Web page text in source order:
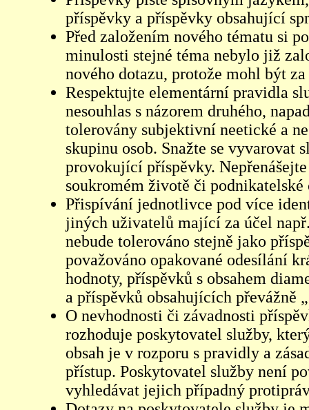
příspěvky a příspěvky obsahující
Před založením nového tématu si
minulosti stejné téma nebylo již
nového dotazu, protože mohl být
Respektujte elementární pravidla
nesouhlas s názorem druhého,
tolerovány subjektivní neetické a
skupinu osob. Snažte se vyvarovat
provokující příspěvky.
soukromém životě či podnikatelské
Přispívání jednotlivce pod více
jiných uživatelů mající za účel
nebude tolerováno stejně jako
považováno opakované odesílání
hodnoty, příspěvků s obsahem
a příspěvků obsahujících převážně
O nevhodnosti či závadnosti
rozhoduje poskytovatel služby,
obsah je v rozporu s pravidly a
přístup. Poskytovatel služby není
vyhledávat jejich případný